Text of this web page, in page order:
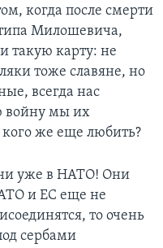
когда после смерти
Милошевича,
такую карту: не
тоже славяне, но
всегда нас
войну мы их
же еще любить?
уже в НАТО! Они
и ЕС еще не
то очень
сербами